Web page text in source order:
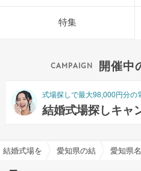
特集
開催中
式場探しで最大98,000円分の
結婚式場探しキャ
結婚式場を探すならハナユメ
愛知県の結婚式場一覧
愛知県